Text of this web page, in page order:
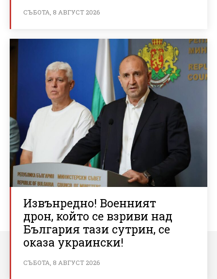
СЪБОТА, 8 АВГУСТ 2026
Извънредно! Военният
дрон, който се взриви над
България тази сутрин, се
оказа украински!
СЪБОТА, 8 АВГУСТ 2026